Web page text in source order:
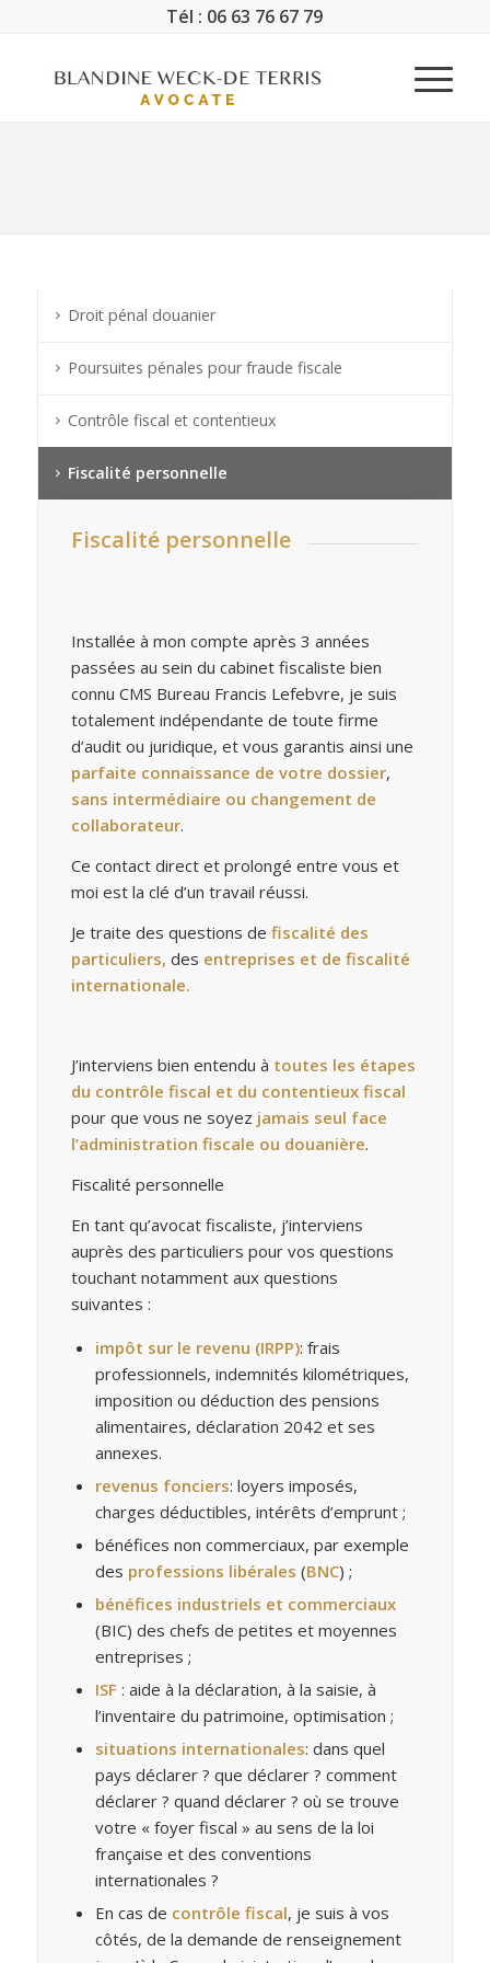
Tél : 06 63 76 67 79
Droit pénal douanier
Poursuites pénales pour fraude fiscale
Contrôle fiscal et contentieux
Fiscalité personnelle
Fiscalité personnelle
Installée à mon compte après 3 années
passées au sein du cabinet fiscaliste bien
connu CMS Bureau Francis Lefebvre, je suis
totalement indépendante de toute firme
d’audit ou juridique, et vous garantis ainsi une
parfaite connaissance de votre dossier,
sans intermédiaire ou changement de
collaborateur.
Ce contact direct et prolongé entre vous et
moi est la clé d’un travail réussi.
Je traite des questions de fiscalité des
particuliers, des entreprises et de fiscalité
internationale.
J’interviens bien entendu à toutes les étapes
du contrôle fiscal et du contentieux fiscal
pour que vous ne soyez jamais seul face
l’administration fiscale ou douanière.
Fiscalité personnelle
En tant qu’avocat fiscaliste, j’interviens
auprès des particuliers pour vos questions
touchant notamment aux questions
suivantes :
impôt sur le revenu (IRPP): frais
professionnels, indemnités kilométriques,
imposition ou déduction des pensions
alimentaires, déclaration 2042 et ses
annexes.
revenus fonciers: loyers imposés,
charges déductibles, intérêts d’emprunt ;
bénéfices non commerciaux, par exemple
des professions libérales (BNC) ;
bénéfices industriels et commerciaux
(BIC) des chefs de petites et moyennes
entreprises ;
ISF : aide à la déclaration, à la saisie, à
l’inventaire du patrimoine, optimisation ;
situations internationales: dans quel
pays déclarer ? que déclarer ? comment
déclarer ? quand déclarer ? où se trouve
votre « foyer fiscal » au sens de la loi
française et des conventions
internationales ?
En cas de contrôle fiscal, je suis à vos
côtés, de la demande de renseignement